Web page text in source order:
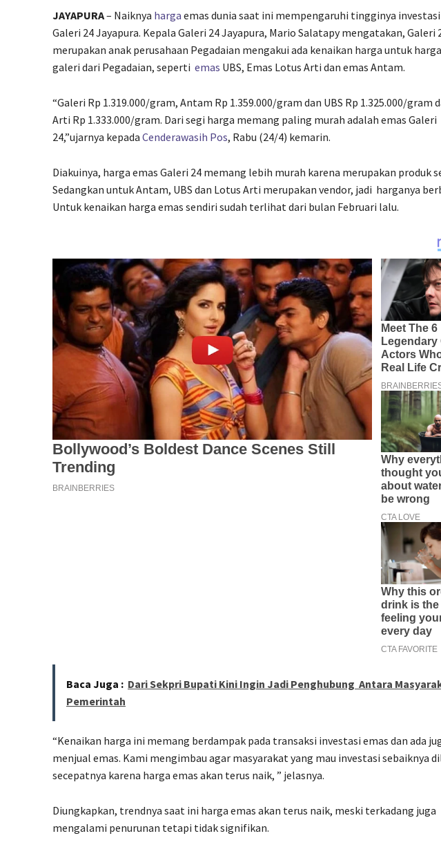
JAYAPURA– Naiknya harga emas dunia saat ini mempengaruhi tingginya investasi
Galeri 24 Jayapura. Kepala Galeri 24 Jayapura, Mario Salatapy mengatakan, Galeri
merupakan anak perusahaan Pegadaian mengakui ada kenaikan harga untuk
galeri dari Pegadaian, seperti emas UBS, Emas Lotus Arti dan emas Antam.
“Galeri Rp 1.319.000/gram, Antam Rp 1.359.000/gram dan UBS Rp 1.325.000/gram
Arti Rp 1.333.000/gram. Dari segi harga memang paling murah adalah emas Galeri
24,”ujarnya kepada Cenderawasih Pos, Rabu (24/4) kemarin.
Diakuinya, harga emas Galeri 24 memang lebih murah karena merupakan produk
Sedangkan untuk Antam, UBS dan Lotus Arti merupakan vendor, jadi harganya
Untuk kenaikan harga emas sendiri sudah terlihat dari bulan Februari lalu.
Baca Juga : Dari Sekpri Bupati Kini Ingin Jadi Penghubung Antara
Pemerintah
“Kenaikan harga ini memang berdampak pada transaksi investasi emas dan ada
menjual emas. Kami mengimbau agar masyarakat yang mau investasi sebaiknya
secepatnya karena harga emas akan terus naik, ” jelasnya.
Diungkapkan, trendnya saat ini harga emas akan terus naik, meski terkadang juga
mengalami penurunan tetapi tidak signifikan.